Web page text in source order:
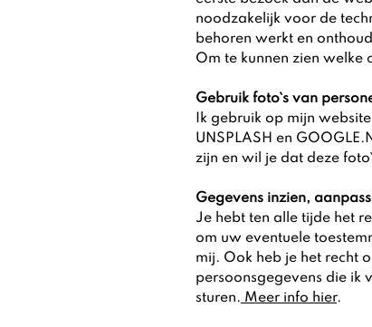
noodzakelijk voor de
behoren werkt en
Om te kunnen zien welke
Gebruik foto`s van
Ik gebruik op mijn
UNSPLASH en
zijn en wil je dat deze
Gegevens inzien,
Je hebt ten alle tijde het
om uw eventuele
mij. Ook heb je het recht
persoonsgegevens die ik
sturen. Meer info hier.